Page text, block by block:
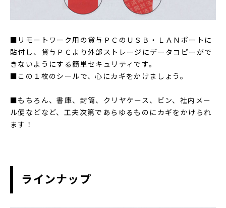
■リモートワーク用の貸与ＰＣのＵＳＢ・ＬＡＮポートに
貼付し、貸与ＰＣより外部ストレージにデータコピーがで
きないようにする簡単セキュリティです。
■この１枚のシールで、心にカギをかけましょう。
■もちろん、書庫、封筒、クリヤケース、ビン、社内メー
ル便などなど、工夫次第であらゆるものにカギをかけられ
ます！
ラインナップ